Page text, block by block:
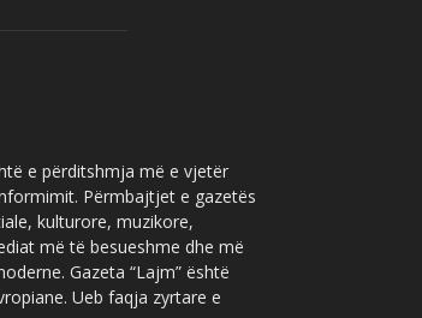
e përditshmja më e vjetër
Përmbajtjet e gazetës
kulturore, muzikore,
më të besueshme dhe më
Gazeta “Lajm” është
Ueb faqja zyrtare e